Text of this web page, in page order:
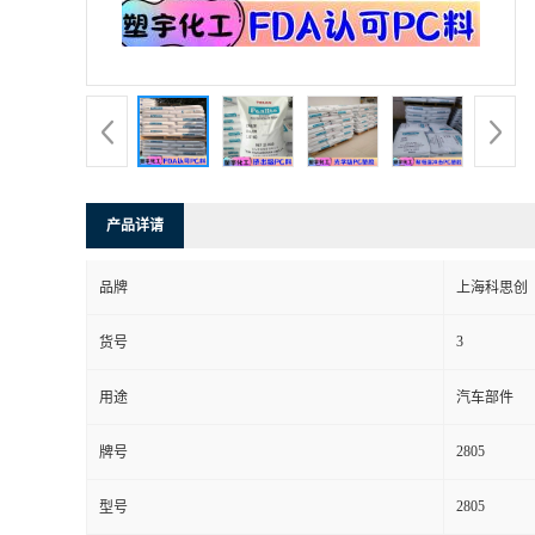
产品详请
品牌 上海科思创
货号 3
用途 汽车部件
牌号 2805
型号 2805